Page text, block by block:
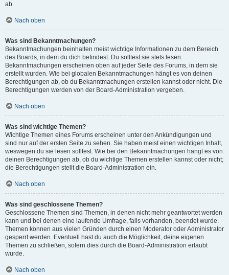
ab.
Nach oben
Was sind Bekanntmachungen?
Bekanntmachungen beinhalten meist wichtige Informationen zu dem Bereich
des Boards, in dem du dich befindest. Du solltest sie stets lesen.
Bekanntmachungen erscheinen oben auf jeder Seite des Forums, in dem sie
erstellt wurden. Wie bei globalen Bekanntmachungen hängt es von deinen
Berechtigungen ab, ob du Bekanntmachungen erstellen kannst oder nicht. Die
Berechtigungen werden von der Board-Administration vergeben.
Nach oben
Was sind wichtige Themen?
Wichtige Themen eines Forums erscheinen unter den Ankündigungen und
sind nur auf der ersten Seite zu sehen. Sie haben meist einen wichtigen Inhalt,
weswegen du sie lesen solltest. Wie bei den Bekanntmachungen hängt es von
deinen Berechtigungen ab, ob du wichtige Themen erstellen kannst oder nicht;
die Berechtigungen stellt die Board-Administration ein.
Nach oben
Was sind geschlossene Themen?
Geschlossene Themen sind Themen, in denen nicht mehr geantwortet werden
kann und bei denen eine laufende Umfrage, falls vorhanden, beendet wurde.
Themen können aus vielen Gründen durch einen Moderator oder Administrator
gesperrt werden. Eventuell hast du auch die Möglichkeit, deine eigenen
Themen zu schließen, sofern dies durch die Board-Administration erlaubt
wurde.
Nach oben